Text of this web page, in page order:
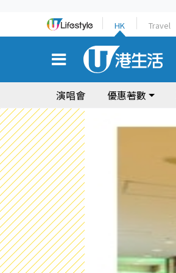
HK Travel
演唱會 優惠著數